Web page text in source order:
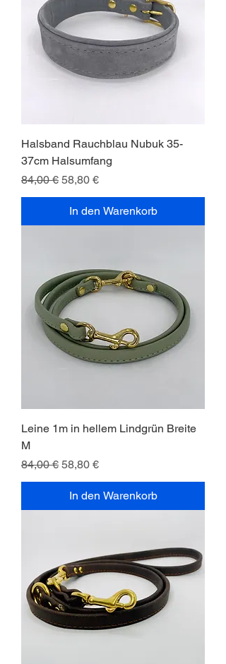
Halsband Rauchblau Nubuk 35-
37cm Halsumfang
Standardpreis
84,00 € Sale-Preis
58,80 €
In den Warenkorb
Leine 1m in hellem Lindgrün Breite
M
Standardpreis
84,00 € Sale-Preis
58,80 €
In den Warenkorb